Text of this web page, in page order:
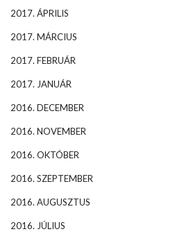
2017. ÁPRILIS
2017. MÁRCIUS
2017. FEBRUÁR
2017. JANUÁR
2016. DECEMBER
2016. NOVEMBER
2016. OKTÓBER
2016. SZEPTEMBER
2016. AUGUSZTUS
2016. JÚLIUS